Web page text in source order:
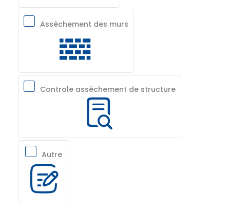
Assèchement des murs
Controle assèchement de structure
Autre